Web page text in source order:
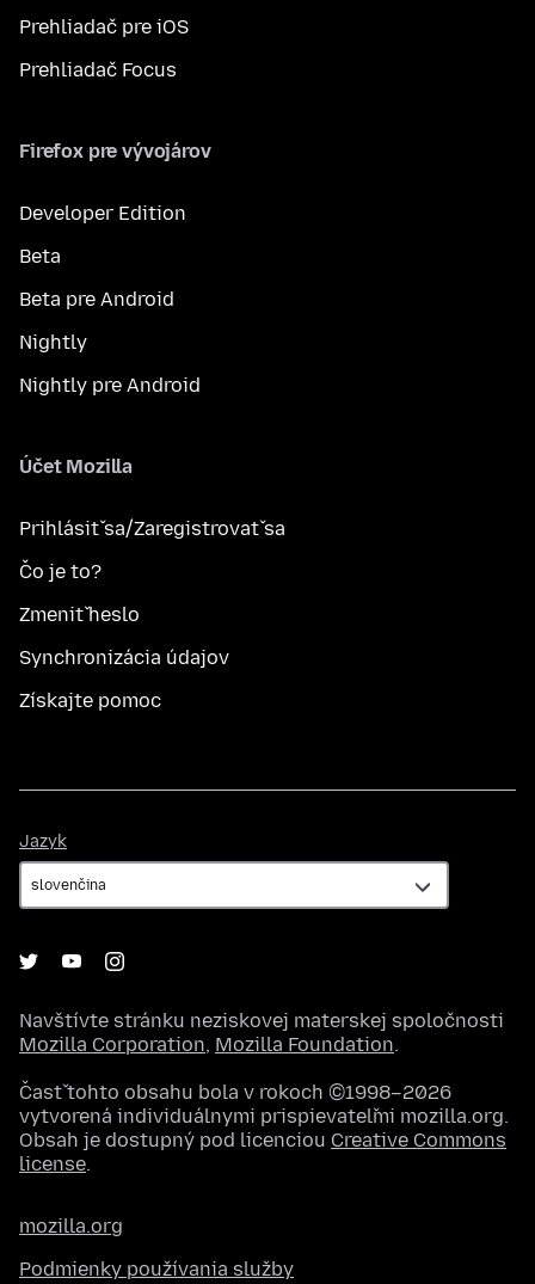
Prehliadač pre iOS
Prehliadač Focus
Firefox pre vývojárov
Developer Edition
Beta
Beta pre Android
Nightly
Nightly pre Android
Účet Mozilla
Prihlásiť sa/Zaregistrovať sa
Čo je to?
Zmeniť heslo
Synchronizácia údajov
Získajte pomoc
Jazyk
Navštívte stránku neziskovej materskej spoločnosti
Mozilla Corporation, Mozilla Foundation.
Časť tohto obsahu bola v rokoch ©1998–2026
vytvorená individuálnymi prispievateľmi mozilla.org.
Obsah je dostupný pod licenciou Creative Commons
license.
mozilla.org
Podmienky používania služby